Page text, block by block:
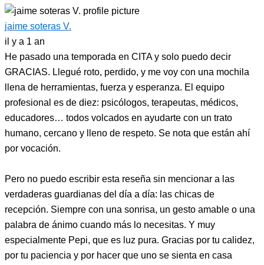
jaime soteras V.
il y a 1 an
He pasado una temporada en CITA y solo puedo decir
GRACIAS. Llegué roto, perdido, y me voy con una mochila
llena de herramientas, fuerza y esperanza. El equipo
profesional es de diez: psicólogos, terapeutas, médicos,
educadores… todos volcados en ayudarte con un trato
humano, cercano y lleno de respeto. Se nota que están ahí
por vocación.
Pero no puedo escribir esta reseña sin mencionar a las
verdaderas guardianas del día a día: las chicas de
recepción. Siempre con una sonrisa, un gesto amable o una
palabra de ánimo cuando más lo necesitas. Y muy
especialmente Pepi, que es luz pura. Gracias por tu calidez,
por tu paciencia y por hacer que uno se sienta en casa